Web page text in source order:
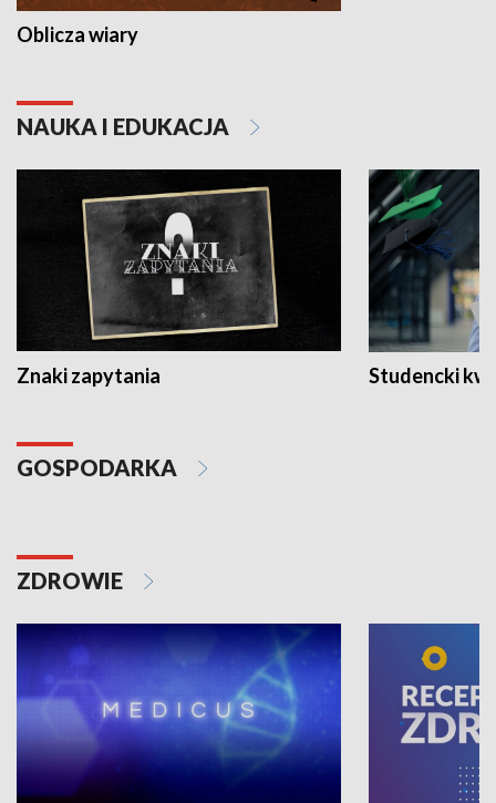
Oblicza wiary
NAUKA I EDUKACJA
Znaki zapytania Studencki
GOSPODARKA
ZDROWIE